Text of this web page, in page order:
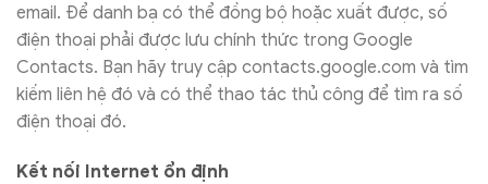
email. Để danh bạ có thể đồng bộ hoặc xuất được, số
điện thoại phải được lưu chính thức trong Google
Contacts. Bạn hãy truy cập contacts.google.com và tìm
kiếm liên hệ đó và có thể thao tác thủ công để tìm ra số
điện thoại đó.
Kết nối Internet ổn định